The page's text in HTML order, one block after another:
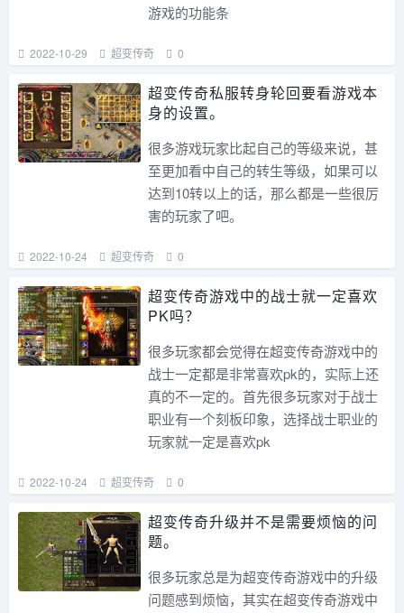
游戏的功能条
2022-10-29 超变传奇 0
超变传奇私服转身轮回要看游戏本
身的设置。
很多游戏玩家比起自己的等级来说，甚
至更加看中自己的转生等级，如果可以
达到10转以上的话，那么都是一些很厉
害的玩家了吧。
2022-10-24 超变传奇 0
超变传奇游戏中的战士就一定喜欢
PK吗？
很多玩家都会觉得在超变传奇游戏中的
战士一定都是非常喜欢pk的，实际上还
真的不一定的。首先很多玩家对于战士
职业有一个刻板印象，选择战士职业的
玩家就一定是喜欢pk
2022-10-24 超变传奇 0
超变传奇升级并不是需要烦恼的问
题。
很多玩家总是为超变传奇游戏中的升级
问题感到烦恼，其实在超变传奇游戏中